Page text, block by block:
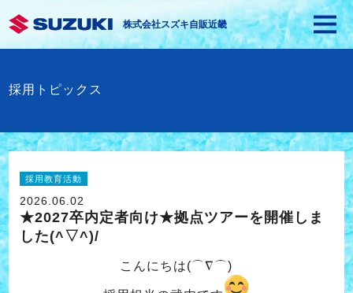
株式会社スズキ自販近畿
採用トピックス
採用教育活動
2026.06.02
★2027卒内定者向け★拠点ツアーを開催しま
した(^▽^)/
こんにちは(⌒∇⌒)